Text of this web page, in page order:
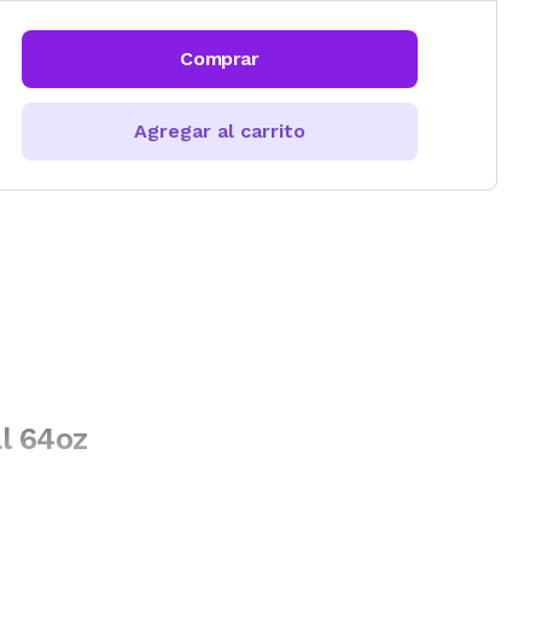
Comprar
Agregar al carrito
64oz